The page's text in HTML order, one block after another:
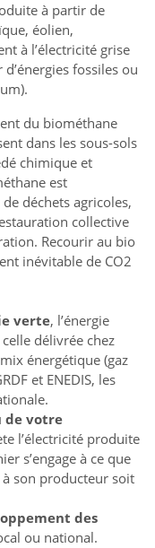
à partir de
éolien,
à l’électricité grise
fossiles ou
du biométhane
dans les sous-sols
chimique et
est
déchets agricoles,
collective
Recourir au bio
inévitable de CO2
verte, l’énergie
délivrée chez
énergétique (gaz
et ENEDIS, les
de votre
l’électricité produite
s’engage à ce que
à son producteur soit
des
ou national.